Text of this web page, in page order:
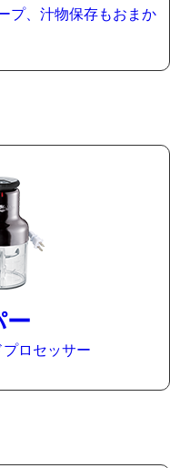
プ、汁物保存もおまか
ー
ロセッサー